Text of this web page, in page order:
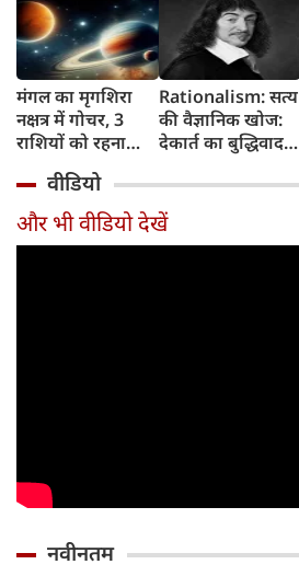
मंगल का मृगशिरा
नक्षत्र में गोचर, 3
राशियों को रहना
सावधान
Rationalism: सत्य
की वैज्ञानिक खोज:
देकार्त का बुद्धिवाद
का जन्म
वीडियो
और भी वीडियो देखें
नवीनतम